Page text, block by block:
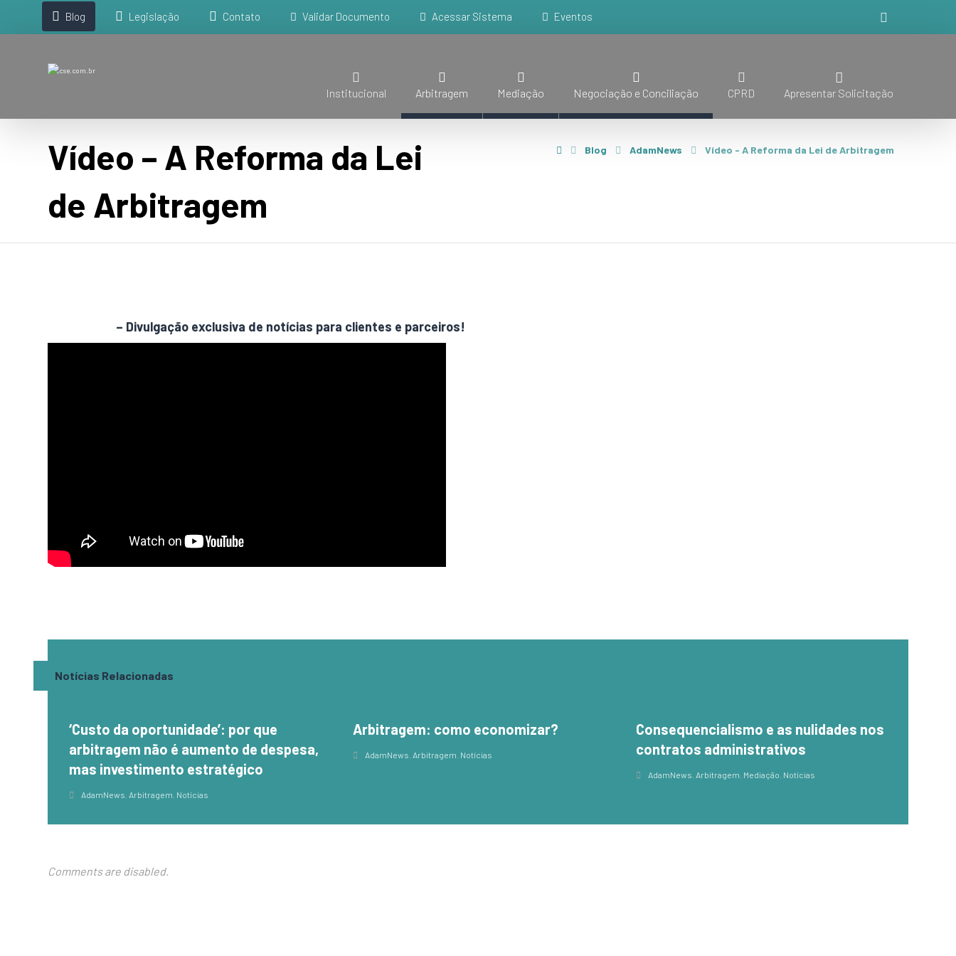
Blog Legislação Contato Validar Documento Acessar Sistema Eventos
Institucional Arbitragem Mediação Negociação e Conciliação CPRD Apresentar Solicitação
Vídeo – A Reforma da Lei
de Arbitragem
Blog AdamNews Vídeo - A Reforma da Lei de Arbitragem
– Divulgação exclusiva de notícias para clientes e parceiros!
Notícias Relacionadas
‘Custo da oportunidade’: por que
arbitragem não é aumento de despesa,
mas investimento estratégico
AdamNews, Arbitragem, Notícias
Arbitragem: como economizar?
AdamNews, Arbitragem, Notícias
Consequencialismo e as nulidades nos
contratos administrativos
AdamNews, Arbitragem, Mediação, Notícias
Comments are disabled.